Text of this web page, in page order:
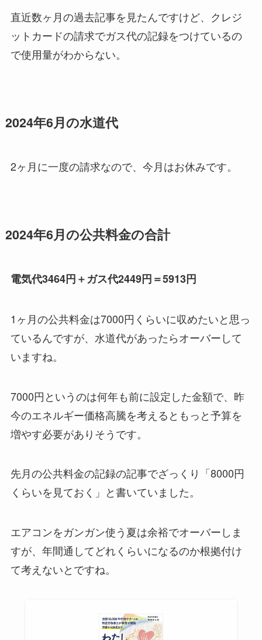
直近数ヶ月の過去記事を見たんですけど、クレジ
ットカードの請求でガス代の記録をつけているの
で使用量がわからない。
2024年6月の水道代
2ヶ月に一度の請求なので、今月はお休みです。
2024年6月の公共料金の合計
電気代3464円＋ガス代2449円＝5913円
1ヶ月の公共料金は7000円くらいに収めたいと思っ
ているんですが、水道代があったらオーバーして
いますね。
7000円というのは何年も前に設定した金額で、昨
今のエネルギー価格高騰を考えるともっと予算を
増やす必要がありそうです。
先月の公共料金の記録の記事でざっくり「8000円
くらいを見ておく」と書いていました。
エアコンをガンガン使う夏は余裕でオーバーしま
すが、年間通してどれくらいになるのか根拠付け
て考えないとですね。